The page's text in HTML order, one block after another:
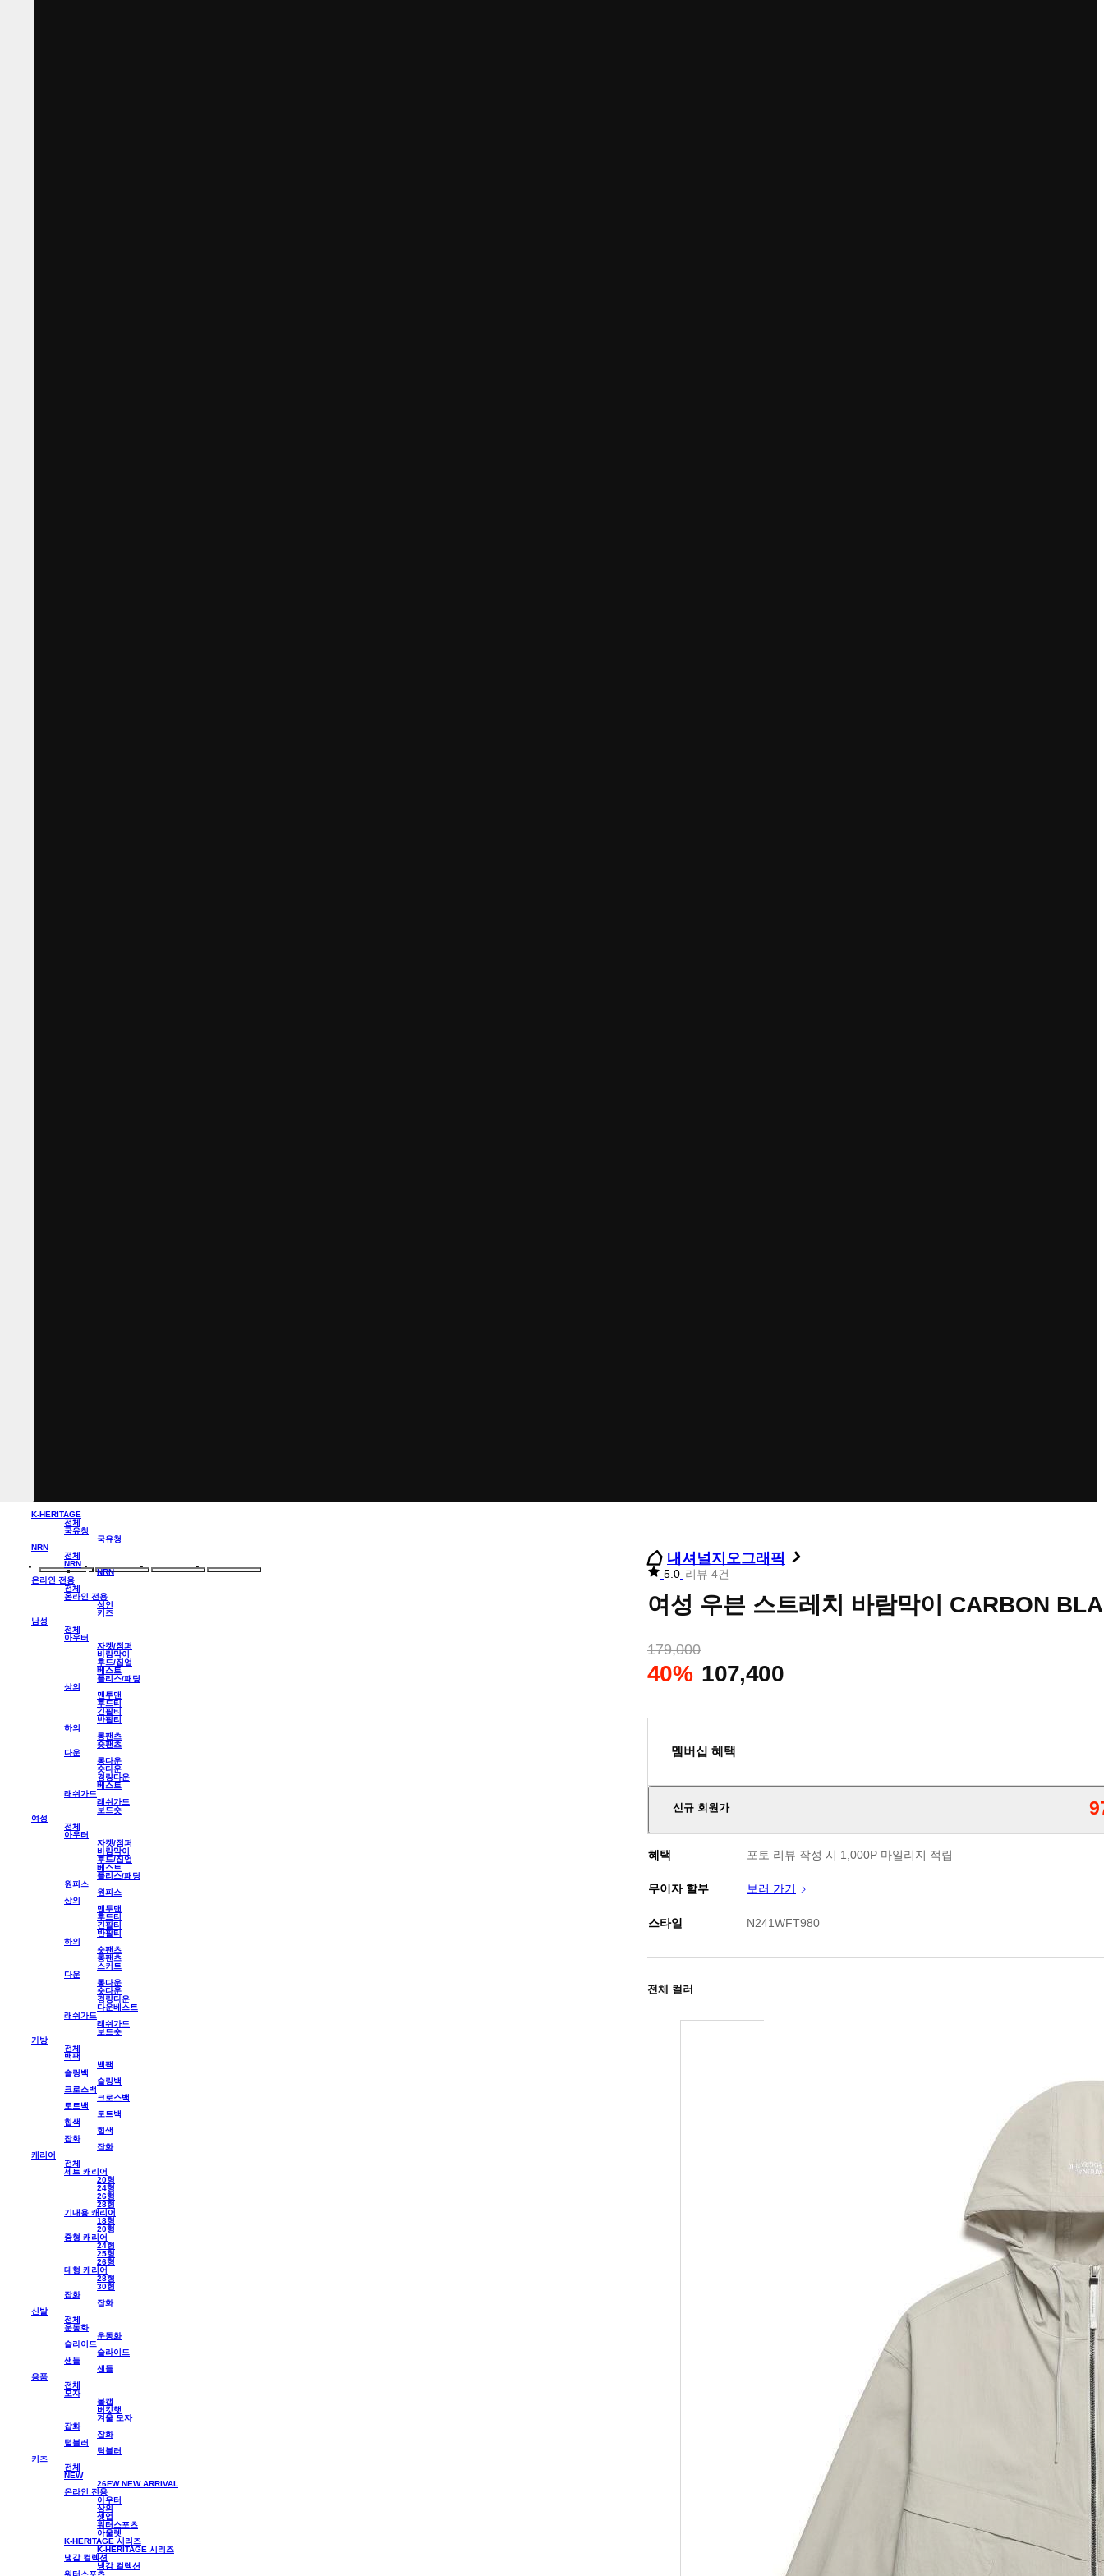
K-HERITAGE
전체
국유청
국유청
NRN
전체
NRN
NRN
온라인 전용
전체
온라인 전용
성인
키즈
남성
전체
아우터
자켓/점퍼
바람막이
후드/집업
베스트
플리스/패딩
상의
맨투맨
후드티
긴팔티
반팔티
하의
롱팬츠
숏팬츠
다운
롱다운
숏다운
경량다운
베스트
래쉬가드
래쉬가드
보드숏
여성
전체
아우터
자켓/점퍼
바람막이
후드/집업
베스트
플리스/패딩
원피스
원피스
상의
맨투맨
후드티
긴팔티
반팔티
하의
숏팬츠
롱팬츠
스커트
다운
롱다운
숏다운
경량다운
다운베스트
래쉬가드
래쉬가드
보드숏
가방
전체
백팩
백팩
슬링백
슬링백
크로스백
크로스백
토트백
토트백
힙색
힙색
잡화
잡화
캐리어
전체
세트 캐리어
20형
24형
26형
28형
기내용 캐리어
18형
20형
중형 캐리어
24형
25형
26형
대형 캐리어
28형
30형
잡화
잡화
신발
전체
운동화
운동화
슬라이드
슬라이드
샌들
샌들
용품
전체
모자
볼캡
버킷햇
겨울 모자
잡화
잡화
텀블러
텀블러
키즈
전체
NEW
26FW NEW ARRIVAL
온라인 전용
아우터
상의
셋업
워터스포츠
아울렛
K-HERITAGE 시리즈
K-HERITAGE 시리즈
냉감 컬렉션
냉감 컬렉션
워터스포츠
내셔널지오그래픽
리
별
점
5.0 리뷰 4건
여성 우븐 스트레치 바람막이 CARBON
179,000
40% 107,400
멤버십 혜택
신규 회원가
판매가
혜택 포토 리뷰 작성 시 1,000P 마일리지 적립
무이자 할부 보러 가기
스타일 N241WFT980
전체 컬러